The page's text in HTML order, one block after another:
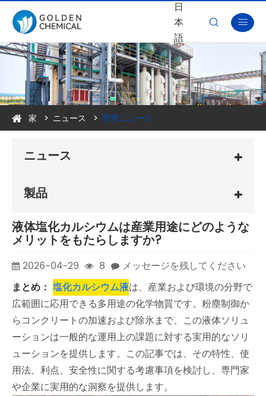
日
本
語
 
家 ニュース 業界ニュース
ニュース
製品
液体塩化カルシウムは産業用途にどのような
メリットをもたらしますか?
2026-04-29 8
メッセージを残してください
まとめ： 塩化カルシウム液は、産業および環境の分野で
広範囲に応用できる多用途の化学物質です。粉塵制御か
らコンクリートの加速および除氷まで、この液体ソリュ
ーションは一般的な運用上の課題に対する実用的なソリ
ューションを提供します。この記事では、その特性、使
用法、利点、安全性に関する考慮事項を検討し、専門家
や企業に実用的な洞察を提供します。